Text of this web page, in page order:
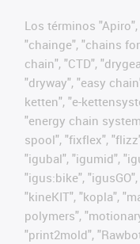
Los términos
"chainge", "chains
chain", "CTD",
"dryway", "easy
ketten", "e-
"energy chain
spool", "fixflex",
"igubal", "igumid",
"igus:bike",
"kineKIT", "kopla",
polymers",
"print2mold",